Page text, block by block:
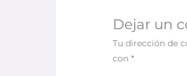
Dejar un
Tu dirección de
con*